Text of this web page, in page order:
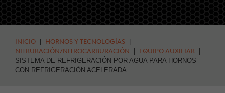
INICIO HORNOS Y TECNOLOGÍAS
NITRURACIÓN/NITROCARBURACIÓN
EQUIPO AUXILIAR
SISTEMA DE REFRIGERACIÓN POR AGUA PARA HORNOS
CON REFRIGERACIÓN ACELERADA